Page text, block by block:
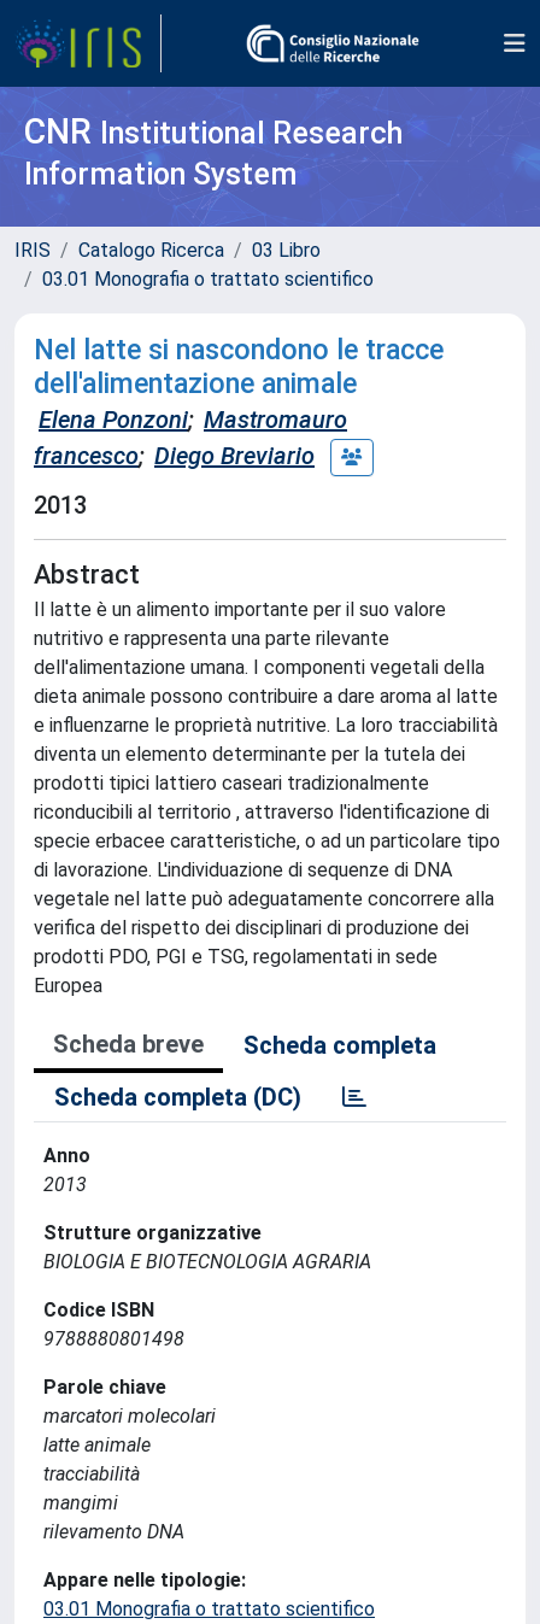
CNR Institutional Research
Information System
IRIS Catalogo Ricerca
03 Libro
03.01 Monografia o trattato scientifico
Nel latte si nascondono le tracce
dell'alimentazione animale
Elena Ponzoni; Mastromauro
francesco; Diego Breviario
2013
Abstract
Il latte è un alimento importante per il suo valore
nutritivo e rappresenta una parte rilevante
dell'alimentazione umana. I componenti vegetali della
dieta animale possono contribuire a dare aroma al latte
e influenzarne le proprietà nutritive. La loro tracciabilità
diventa un elemento determinante per la tutela dei
prodotti tipici lattiero caseari tradizionalmente
riconducibili al territorio , attraverso l'identificazione di
specie erbacee caratteristiche, o ad un particolare tipo
di lavorazione. L'individuazione di sequenze di DNA
vegetale nel latte può adeguatamente concorrere alla
verifica del rispetto dei disciplinari di produzione dei
prodotti PDO, PGI e TSG, regolamentati in sede
Europea
Scheda breve
Scheda completa
Scheda completa (DC)
Anno
2013
Strutture organizzative
BIOLOGIA E BIOTECNOLOGIA AGRARIA
Codice ISBN
9788880801498
Parole chiave
marcatori molecolari
latte animale
tracciabilità
mangimi
rilevamento DNA
Appare nelle tipologie:
03.01 Monografia o trattato scientifico